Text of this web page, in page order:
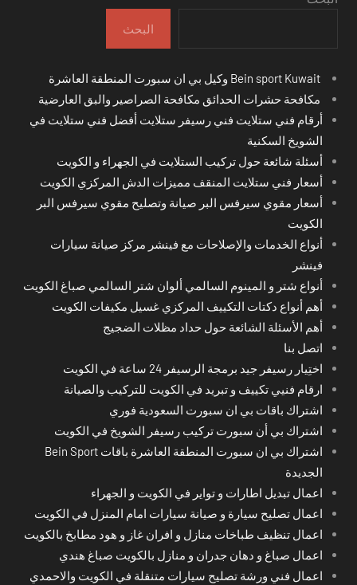
البحث
مكافحة حشرات الحدائق مكافحة الصراصير والبق العارضية
أرقام فني ستلايت فني رسيفر ستلايت أفضل فني ستلايت في
الشويخ السكنية
أسئلة شائعة حول تركيب الستلايت في الجهراء و الكويت
أسعار فني ستلايت المنقف مميزات الدش المركزي الكويت
أسعار مقوي سيرفس البر صيانة وتصليح مقوي سيرفس البر
الكويت
أنواع الخدمات والإصلاحات مع فينشر مركز صيانة سيارات
فينشر
أنواع شتر و المينوم السالمي ألوان شتر السالمي صباغ الكويت
أهم أنواع دكتات التكييف المركزي غسيل مكيفات الكويت
أهم الأسئلة الشائعة حول حداد مظلات الضجيج
اتصل بنا
اختِيار رسيفر جيد برمجة الرسيفر 24 ساعة في الكويت
ارقام فنيي تكييف و تبريد في الكويت للتركيب والصيانة
اشتراك باقات بي ان سبورت السعودية فوري
اشتراك بي أن سبورت تركيب رسيفر الشويخ في الكويت
اشتراك بي ان سبورت المنطقة العاشرة باقات Bein Sport
الجديدة
اعمال تبديل اطارات و تواير في الكويت و الجهراء
اعمال تصليح سيارة و صيانة سيارات امام المنزل في الكويت
اعمال تنظيف طباخات منازل و افران غاز و هود مطابخ بالكويت
اعمال صباغ و دهان جدران و منازل بالكويت صباغ هندي
اعمال فني ورشة تصليح سيارات متنقلة في الكويت والاحمدي